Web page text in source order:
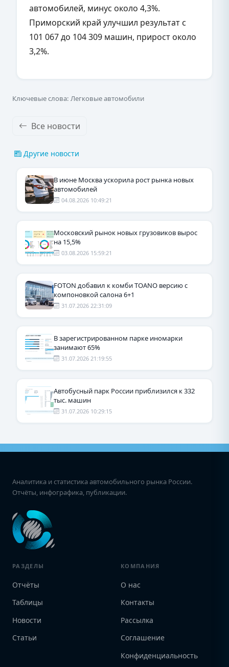
автомобилей, минус около 4,3%.
Приморский край улучшил результат с
101 067 до 104 309 машин, прирост около
3,2%.
Ключевые слова: Легковые автомобили
Все новости
Другие новости
В июне Москва ускорила рост рынка новых
автомобилей
04.08.2026 10:49:21
Московский рынок новых грузовиков вырос
на 15,5%
03.08.2026 15:59:21
FOTON добавил к комби TOANO версию с
компоновкой салона 6+1
31.07.2026 22:31:09
В зарегистрированном парке иномарки
занимают 65%
31.07.2026 21:19:55
Автобусный парк России приблизился к 332
тыс. машин
31.07.2026 10:29:15
Аналитика и статистика автомобильного рынка России.
Отчёты, инфографика, публикации.
РАЗДЕЛЫ
Отчёты
Таблицы
Новости
Статьи
КОМПАНИЯ
О нас
Контакты
Рассылка
Соглашение
Конфиденциальность